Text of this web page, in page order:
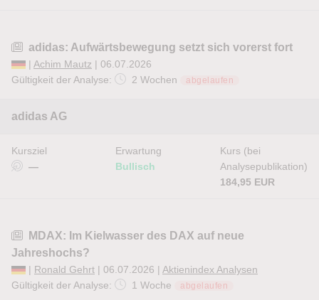
adidas: Aufwärtsbewegung setzt sich vorerst fort
| Achim Mautz | 06.07.2026
Gültigkeit der Analyse:
2 Wochen abgelaufen
adidas AG
Kursziel
—
Erwartung
Bullisch
Kurs (bei
Analysepublikation)
184,95 EUR
MDAX: Im Kielwasser des DAX auf neue
Jahreshochs?
| Ronald Gehrt | 06.07.2026 | Aktienindex Analysen
Gültigkeit der Analyse:
1 Woche abgelaufen